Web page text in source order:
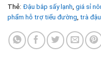
Thẻ: Đậu bắp sấy lạnh giá sỉ
phẩm hỗ trợ tiểu đường trà